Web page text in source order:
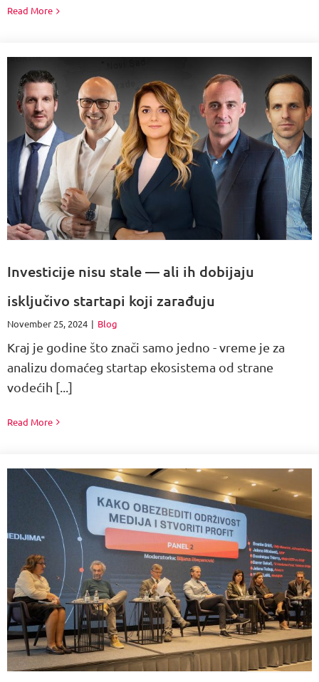
Read More
Investicije nisu stale — ali ih dobijaju
isključivo startapi koji zarađuju
November 25, 2024 | Blog
Kraj je godine što znači samo jedno - vreme je za
analizu domaćeg startap ekosistema od strane
vodećih [...]
Read More